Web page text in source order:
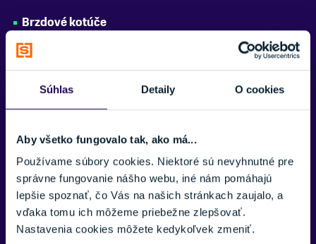
Súhlas Detaily O cookies
Aby všetko fungovalo tak, ako má...
Používame súbory cookies. Niektoré sú nevyhnutné pre
správne fungovanie nášho webu, iné nám pomáhajú
lepšie spoznať, čo Vás na našich stránkach zaujalo, a
vďaka tomu ich môžeme priebežne zlepšovať.
Nastavenia cookies môžete kedykoľvek zmeniť.
Brzdové kotúče
Kľučky
SHIMANO FC-RX610 GRX 172.5MM 40T
Mechanické
Radenie
SHIMANO GRX ST-RX610 12-SPEED
Prehadzovačka
SHIMANO RD-RX822 GRX 12-SPEED